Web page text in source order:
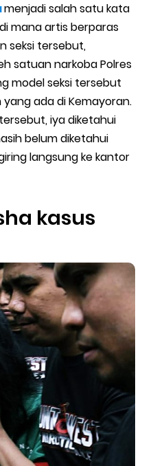
Akun Gojek Dibekukan
Sesuai dengan Orderan
Mitra Gojek
dengan Mudah
Perlu Kamu Ketahui
Motor dan Mobil 2023
Biasa dan Upgrade
Shopeepay
Resi Gosend
Tanpa Potongan
Food 2022
dan Jam Operasionalnya
Mengalami Gangguan
Panduan Lengkap DNS
menjadi salah satu kata
mana artis berparas
seksi tersebut,
satuan narkoba Polres
model seksi tersebut
ada di Kemayoran.
iya diketahui
belum diketahui
langsung ke kantor
kasus